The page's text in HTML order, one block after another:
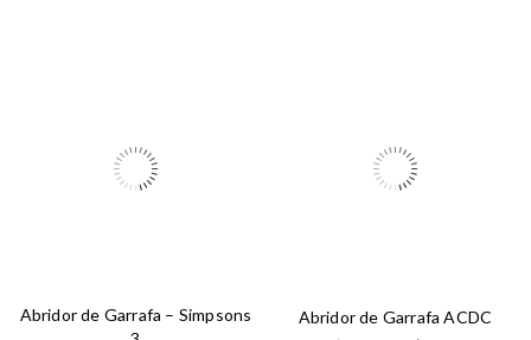
Abridor de Garrafa – Simpsons
Abridor de Garrafa ACDC